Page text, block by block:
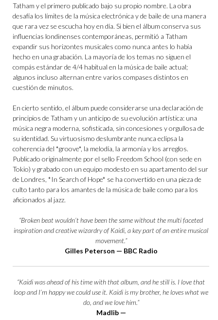
Tatham y el primero publicado bajo su propio nombre. La obra
desafía los límites de la música electrónica y de baile de una manera
que rara vez se escucha hoy en día. Si bien el álbum conserva sus
influencias londinenses contemporáneas, permitió a Tatham
expandir sus horizontes musicales como nunca antes lo había
hecho en una grabación. La mayoría de los temas no siguen el
compás estándar de 4/4 habitual en la música de baile actual;
algunos incluso alternan entre varios compases distintos en
cuestión de minutos.
En cierto sentido, el álbum puede considerarse una declaración de
principios de Tatham y un anticipo de su evolución artística: una
música negra moderna, sofisticada, sin concesiones y orgullosa de
su identidad. Su virtuosismo deslumbrante nunca eclipsa la
coherencia del *groove*, la melodía, la armonía y los arreglos.
Publicado originalmente por el sello Freedom School (con sede en
Tokio) y grabado con un equipo modesto en su apartamento del sur
de Londres, *In Search of Hope* se ha convertido en una pieza de
culto tanto para los amantes de la música de baile como para los
aficionados al jazz.
“Broken beat wouldn’t have been the same without the multi faceted
inspiration and creative wizardry of Kaidi, a key part of an entire musical
movement.”
Gilles Peterson — BBC Radio
“Kaidi was ahead of his time with that album, and he still is. I love that
loop and I’m happy we could use it. Kaidi is my brother, he loves what we
do, and we love him.”
Madlib —